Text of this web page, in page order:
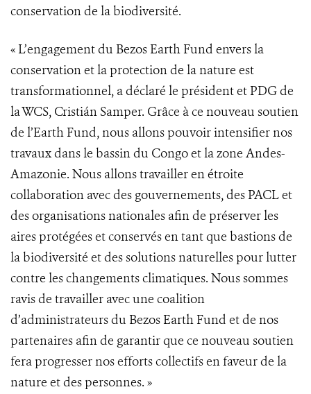
conservation de la biodiversité.
« L’engagement du Bezos Earth Fund envers la
conservation et la protection de la nature est
transformationnel, a déclaré le président et PDG de
la WCS, Cristián Samper. Grâce à ce nouveau soutien
de l’Earth Fund, nous allons pouvoir intensifier nos
travaux dans le bassin du Congo et la zone Andes-
Amazonie. Nous allons travailler en étroite
collaboration avec des gouvernements, des PACL et
des organisations nationales afin de préserver les
aires protégées et conservés en tant que bastions de
la biodiversité et des solutions naturelles pour lutter
contre les changements climatiques. Nous sommes
ravis de travailler avec une coalition
d’administrateurs du Bezos Earth Fund et de nos
partenaires afin de garantir que ce nouveau soutien
fera progresser nos efforts collectifs en faveur de la
nature et des personnes. »